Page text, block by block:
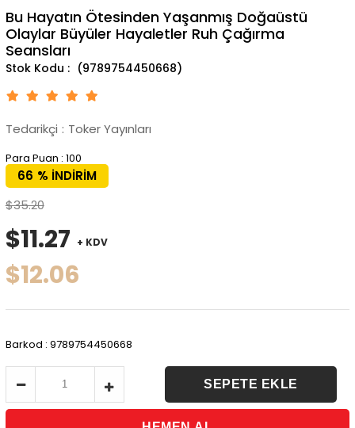
Bu Hayatın Ötesinden Yaşanmış Doğaüstü
Olaylar Büyüler Hayaletler Ruh Çağırma
Seansları
(9789754450668)
Tedarikçi : Toker Yayınları
Para Puan : 100
%
66
İNDIRIM
$35.20
$11.27 + KDV
$12.06
Barkod : 9789754450668